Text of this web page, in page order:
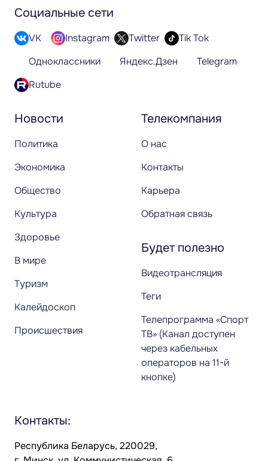
Новости
Политика
Экономика
Общество
Культура
Здоровье
В мире
Туризм
Калейдоскоп
Происшествия
Телекомпания
О нас
Контакты
Карьера
Обратная связь
Будет полезно
Видеотрансляция
Теги
Телепрограмма «Спорт
ТВ» (Канал доступен
через кабельных
операторов на 11-й
кнопке)
Социальные сети
VK Instagram Twitter
Tik Tok
Одноклассники
Яндекс.Дзен
Telegram
Rutube
Контакты:
Республика Беларусь, 220029,